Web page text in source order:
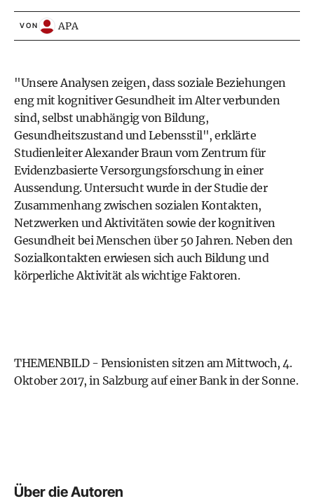
VON APA
"Unsere Analysen zeigen, dass soziale Beziehungen
eng mit kognitiver Gesundheit im Alter verbunden
sind, selbst unabhängig von Bildung,
Gesundheitszustand und Lebensstil", erklärte
Studienleiter Alexander Braun vom Zentrum für
Evidenzbasierte Versorgungsforschung in einer
Aussendung. Untersucht wurde in der Studie der
Zusammenhang zwischen sozialen Kontakten,
Netzwerken und Aktivitäten sowie der kognitiven
Gesundheit bei Menschen über 50 Jahren. Neben den
Sozialkontakten erwiesen sich auch Bildung und
körperliche Aktivität als wichtige Faktoren.
THEMENBILD - Pensionisten sitzen am Mittwoch, 4.
Oktober 2017, in Salzburg auf einer Bank in der Sonne.
Über die Autoren